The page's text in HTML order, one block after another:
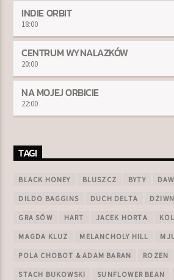
INDIE ORBIT
18:00
CENTRUM WYNALAZKÓW
20:00
NA MOJEJ ORBICIE
22:00
TAGI
BLACK HONEY BLUSZCZ BYTY
DILDO BAGGINS DUCH DELTA
GRA SÓW HART JACEK HORTA
MAGDA KLUZ MELANCHOLY HILL
POLA CHOBOT & ADAM BARAN ROZEN
STACH BUKOWSKI SUNFLOWER BEAN